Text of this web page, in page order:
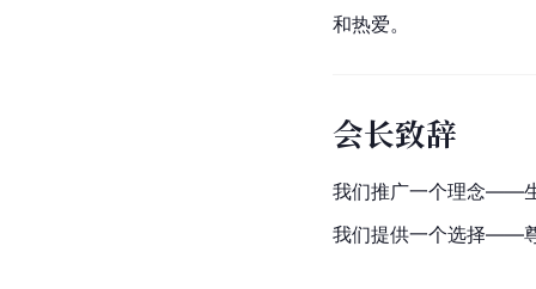
和热爱。
会长致辞
我们推广一个理念——
我们提供一个选择——